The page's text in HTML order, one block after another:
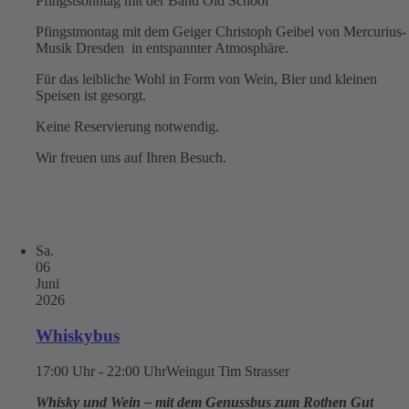
Pfingstmontag mit dem Geiger Christoph Geibel von Mercurius-
Musik Dresden in entspannter Atmosphäre.
Für das leibliche Wohl in Form von Wein, Bier und kleinen
Speisen ist gesorgt.
Keine Reservierung notwendig.
Wir freuen uns auf Ihren Besuch.
Sa.
06
Juni
2026
Whiskybus
17:00 Uhr - 22:00 UhrWeingut Tim Strasser
Whisky und Wein – mit dem Genussbus zum Rothen Gut